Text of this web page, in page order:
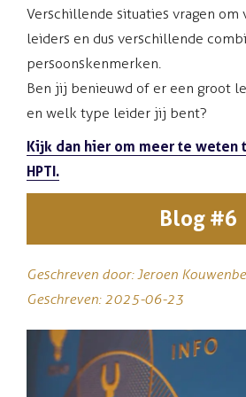
Verschillende situaties vragen
leiders en dus verschillende
persoonskenmerken.
Ben jij benieuwd of er een groot
en welk type leider jij bent?
Kijk dan hier om meer te weten
HPTI.
Blog #6
Geschreven door: Jeroen
Geschreven: 2025-06-23